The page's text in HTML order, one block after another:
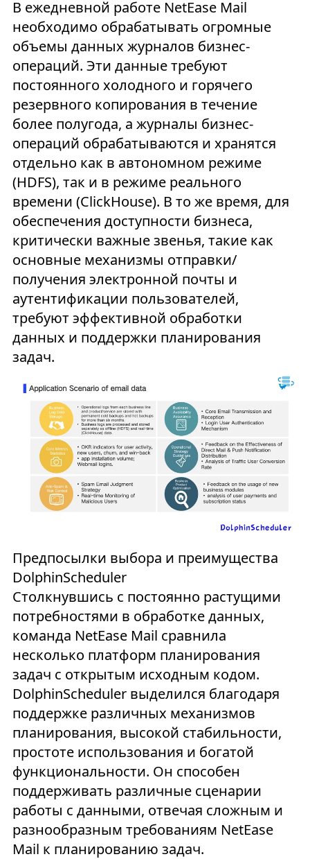
В ежедневной работе NetEase Mail
необходимо обрабатывать огромные
объемы данных журналов бизнес-
операций. Эти данные требуют
постоянного холодного и горячего
резервного копирования в течение
более полугода, а журналы бизнес-
операций обрабатываются и хранятся
отдельно как в автономном режиме
(HDFS), так и в режиме реального
времени (ClickHouse). В то же время, для
обеспечения доступности бизнеса,
критически важные звенья, такие как
основные механизмы отправки/
получения электронной почты и
аутентификации пользователей,
требуют эффективной обработки
данных и поддержки планирования
задач.
Предпосылки выбора и преимущества
DolphinScheduler
Столкнувшись с постоянно растущими
потребностями в обработке данных,
команда NetEase Mail сравнила
несколько платформ планирования
задач с открытым исходным кодом.
DolphinScheduler выделился благодаря
поддержке различных механизмов
планирования, высокой стабильности,
простоте использования и богатой
функциональности. Он способен
поддерживать различные сценарии
работы с данными, отвечая сложным и
разнообразным требованиям NetEase
Mail к планированию задач.